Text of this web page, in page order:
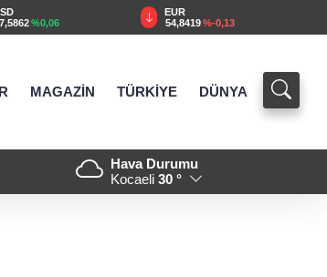
%0,06
EUR
54,8419%-0,13
MAGAZİN TÜRKİYE DÜNYA
OSB tanıtıldı... Bursa’nın kalkınma
Hava Durumu
Kocaeli 30 °